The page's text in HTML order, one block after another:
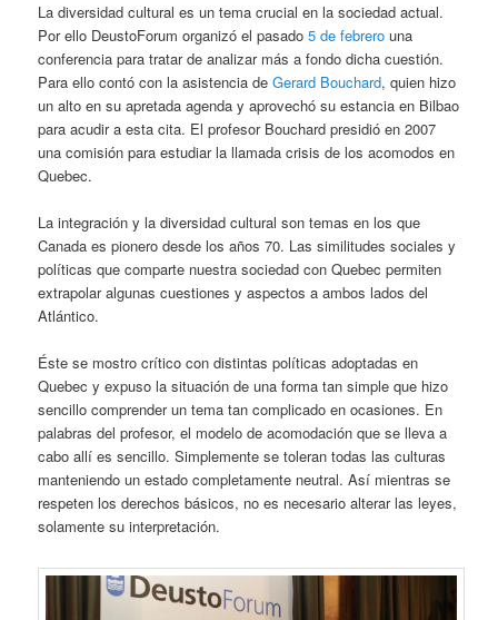
La diversidad cultural es un tema crucial en la sociedad actual.
Por ello DeustoForum organizó el pasado5 de febrero una
conferencia para tratar de analizar más a fondo dicha cuestión.
Para ello contó con la asistencia deGerard Bouchard, quien hizo
un alto en su apretada agenda y aprovechó su estancia en Bilbao
para acudir a esta cita. El profesor Bouchard presidió en 2007
una comisión para estudiar la llamada crisis de los acomodos en
Quebec.
La integración y la diversidad cultural son temas en los que
Canada es pionero desde los años 70. Las similitudes sociales y
políticas que comparte nuestra sociedad con Quebec permiten
extrapolar algunas cuestiones y aspectos a ambos lados del
Atlántico.
Éste se mostro crítico con distintas políticas adoptadas en
Quebec y expuso la situación de una forma tan simple que hizo
sencillo comprender un tema tan complicado en ocasiones. En
palabras del profesor, el modelo de acomodación que se lleva a
cabo allí es sencillo. Simplemente se toleran todas las culturas
manteniendo un estado completamente neutral. Así mientras se
respeten los derechos básicos, no es necesario alterar las leyes,
solamente su interpretación.